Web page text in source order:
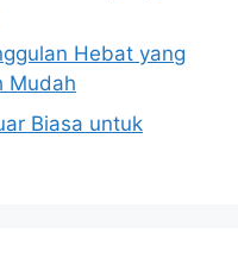
Hebat yang
Mudah
Biasa untuk